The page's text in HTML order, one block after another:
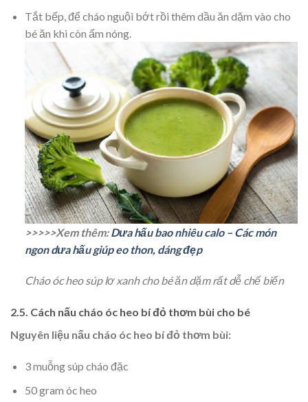
Tắt bếp, để cháo nguội bớt rồi thêm dầu ăn dặm vào cho
bé ăn khi còn ấm nóng.
>>>>>Xem thêm:Dưa hấu bao nhiêu calo – Các món
ngon dưa hấu giúp eo thon, dáng đẹp
Cháo óc heo súp lơ xanh cho bé ăn dặm rất dễ chế biến
2.5. Cách nấu cháo óc heo bí đỏ thơm bùi cho bé
Nguyên liệu nấu cháo óc heo bí đỏ thơm bùi:
3 muỗng súp cháo đặc
50 gram óc heo